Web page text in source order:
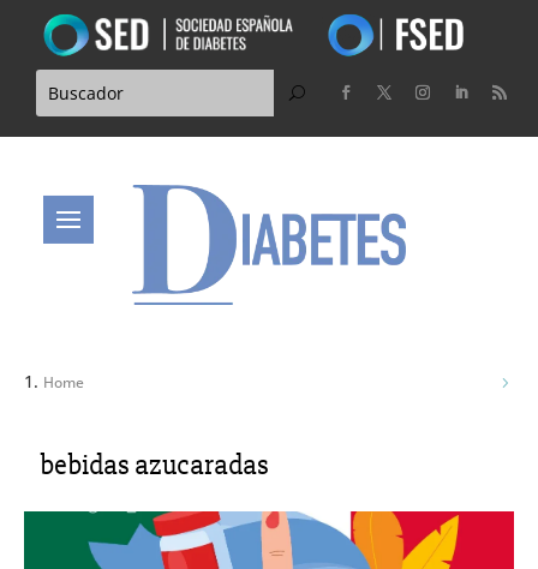
Home
bebidas azucaradas